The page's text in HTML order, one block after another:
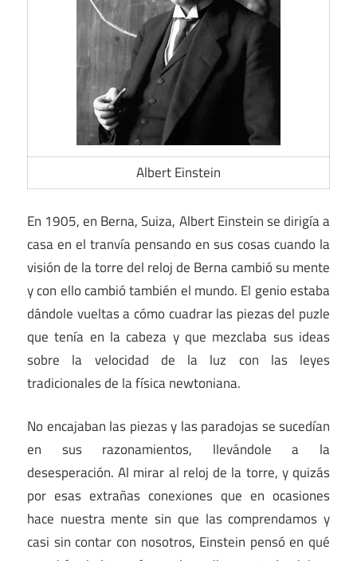
Albert Einstein
En 1905, en Berna, Suiza, Albert Einstein se dirigía a
casa en el tranvía pensando en sus cosas cuando la
visión de la torre del reloj de Berna cambió su mente
y con ello cambió también el mundo. El genio estaba
dándole vueltas a cómo cuadrar las piezas del puzle
que tenía en la cabeza y que mezclaba sus ideas
sobre la velocidad de la luz con las leyes
tradicionales de la física newtoniana.
No encajaban las piezas y las paradojas se sucedían
en sus razonamientos, llevándole a la
desesperación. Al mirar al reloj de la torre, y quizás
por esas extrañas conexiones que en ocasiones
hace nuestra mente sin que las comprendamos y
casi sin contar con nosotros, Einstein pensó en qué